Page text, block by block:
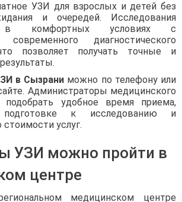
УЗИ для взрослых и детей без
и очередей. Исследования
в комфортных условиях с
современного диагностического
позволяет получать точные и
в Сызрани можно по телефону или
Администраторы медицинского
подобрать удобное время приема,
к исследованию и
услуг.
УЗИ можно пройти в
центре
медицинском центре